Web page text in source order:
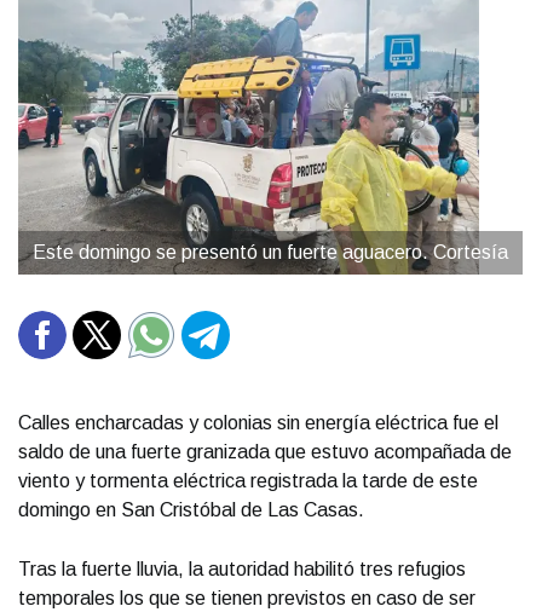
Este domingo se presentó un fuerte aguacero. Cortesía
Calles encharcadas y colonias sin energía eléctrica fue el
saldo de una fuerte granizada que estuvo acompañada de
viento y tormenta eléctrica registrada la tarde de este
domingo en San Cristóbal de Las Casas.
Tras la fuerte lluvia, la autoridad habilitó tres refugios
temporales los que se tienen previstos en caso de ser